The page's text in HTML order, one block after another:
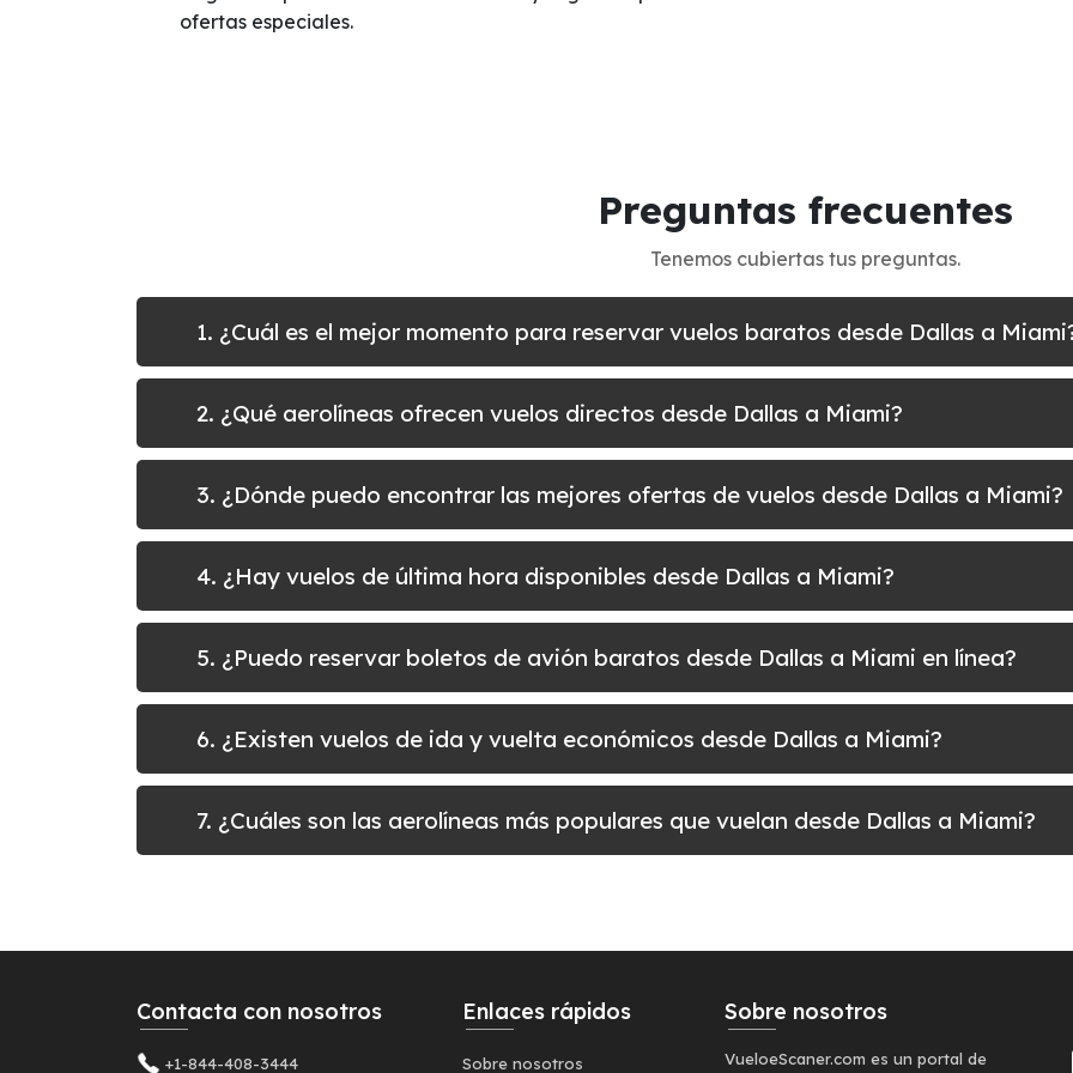
ofertas especiales.
Preguntas frecuentes
Tenemos cubiertas tus preguntas.
1. ¿Cuál es el mejor momento para reservar vuelos baratos desde Dallas a
2. ¿Qué aerolíneas ofrecen vuelos directos desde Dallas a Miami?
3. ¿Dónde puedo encontrar las mejores ofertas de vuelos desde Dallas a Miami?
4. ¿Hay vuelos de última hora disponibles desde Dallas a Miami?
5. ¿Puedo reservar boletos de avión baratos desde Dallas a Miami en línea?
6. ¿Existen vuelos de ida y vuelta económicos desde Dallas a Miami?
7. ¿Cuáles son las aerolíneas más populares que vuelan desde Dallas a Miami?
Contacta con nosotros
+1-844-408-3444
Enlaces rápidos
Sobre nosotros
Sobre nosotros
VueloeScaner.com es un portal de